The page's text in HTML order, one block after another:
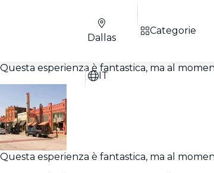
Dallas
IT
Categorie
Questa esperienza è fantastica, ma al
Questa esperienza è fantastica, ma al